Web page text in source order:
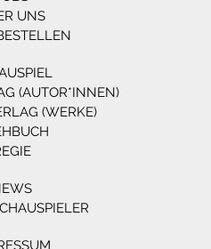
UNS
(AUTOR*INNEN)
(WERKE)